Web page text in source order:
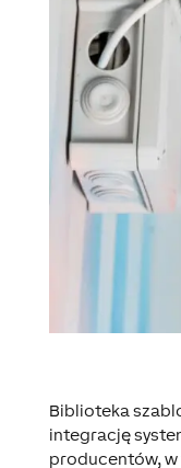
Biblioteka
integrację
producentów,